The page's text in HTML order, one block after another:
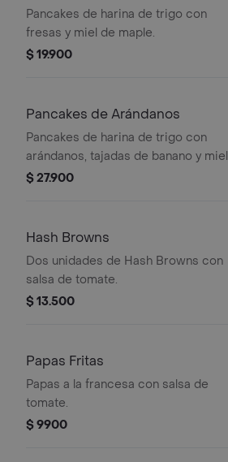
Pancakes de harina de trigo con
fresas y miel de maple.
$ 19.900
Pancakes de Arándanos
Pancakes de harina de trigo con
arándanos, tajadas de banano y miel
de maple.
$ 27.900
Hash Browns
Dos unidades de Hash Browns con
salsa de tomate.
$ 13.500
Papas Fritas
Papas a la francesa con salsa de
tomate.
$ 9900